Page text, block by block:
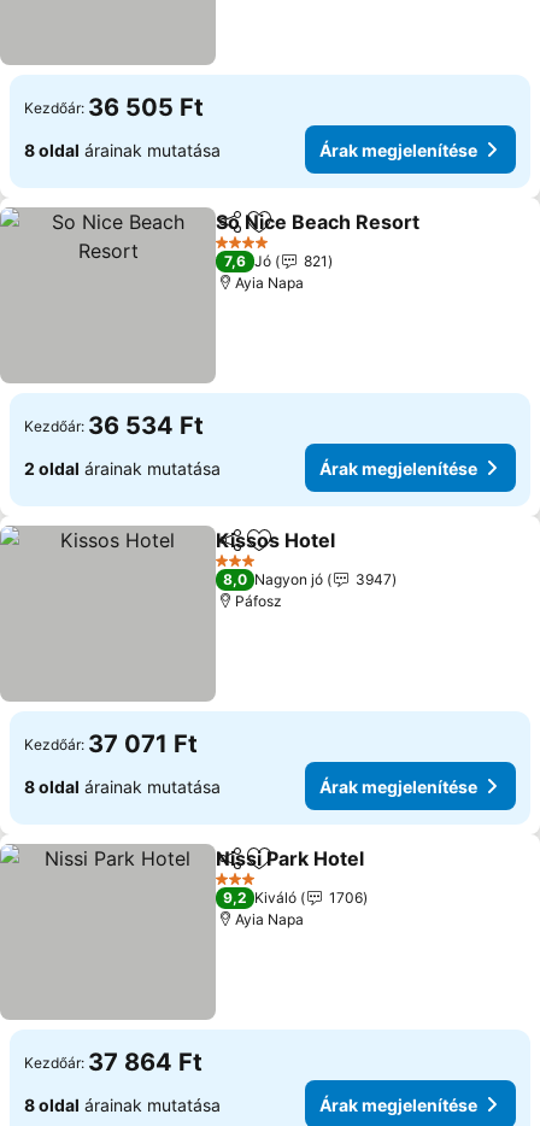
Kezdőár: 36 505 Ft
8 oldal árainak mutatása Árak megjelenítése
Megosztás
Hozzáadás a kedvencekhez
So Nice Beach Resort
4 Kategória
7,6 Jó
821
Ayia Napa
Kezdőár: 36 534 Ft
2 oldal árainak mutatása Árak megjelenítése
Megosztás
Hozzáadás a kedvencekhez
Kissos Hotel
3 Kategória
8,0 Nagyon jó
3947
Páfosz
Kezdőár: 37 071 Ft
8 oldal árainak mutatása Árak megjelenítése
Megosztás
Hozzáadás a kedvencekhez
Nissi Park Hotel
3 Kategória
9,2 Kiváló
1706
Ayia Napa
Kezdőár: 37 864 Ft
8 oldal árainak mutatása Árak megjelenítése